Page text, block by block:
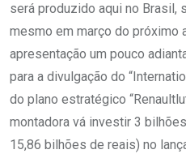
será produzido aqui no Brasil,
mesmo em março do próximo
apresentação um pouco
para a divulgação do
do plano estratégico
montadora vá investir 3
15,86 bilhões de reais) no